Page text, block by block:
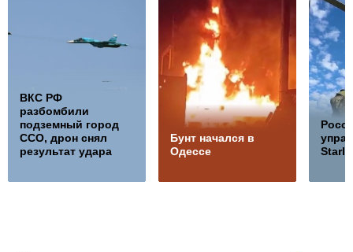
ВКС РФ
разбомбили
подземный город
ССО, дрон снял
результат удара
Бунт начался в
Одессе